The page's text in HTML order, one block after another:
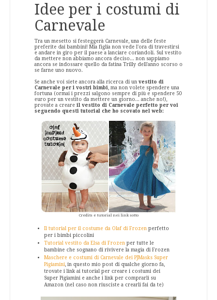
Idee per i costumi di
Carnevale
Tra un mesetto si festeggerà Carnevale, una delle feste
preferite dai bambini! Mia figlia non vede l'ora di travestirsi
e andare in giro per il paese a lanciare coriandoli. Sul vestito
da mettere non abbiamo ancora deciso... non sappiamo
ancora se indossare quello da fatina Trilly dell'anno scorso o
se farne uno nuovo.
Se anche voi siete ancora alla ricerca di un vestito di
Carnevale per i vostri bimbi , ma non volete spendere una
fortuna (ormai i prezzi salgono sempre di più e spendere 50
euro per un vestito da mettere un giorno... anche no!),
provate a creare il vestito di Carnevale perfetto per voi
seguendo questi tutorial che ho scovato nel web:
Credits e tutorial nei link sotto
Il tutorial per il costume da Olaf di Frozen perfetto
per i bimbi piccolini
Tutorial vestito da Elsa di Frozen per tutte le
bambine che sognano di rivivere la magia di Frozen
Maschere e costumi di Carnevale dei PJMasks Super
Pigiamini, in questo mio post di qualche giorno fa,
trovate i link ai tutorial per creare i costumi dei
Super Pigiamini e anche i link per comprarli su
Amazon (nel caso non riusciste a crearli fai da te)